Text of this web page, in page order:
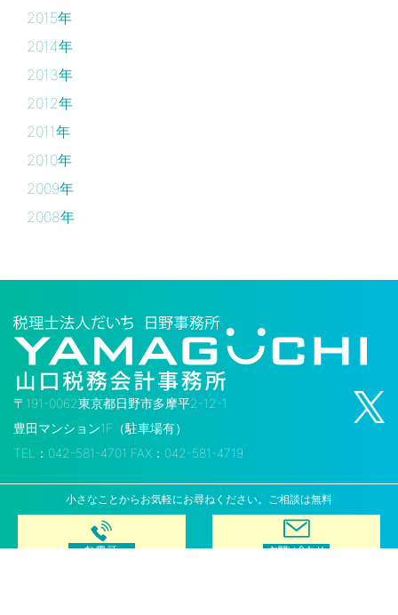
2015年
2014年
2013年
2012年
2011年
2010年
2009年
2008年
〒191-0062東京都日野市多摩平2-12-1
豊田マンション1F（駐車場有）
TEL：042-581-4701 FAX：042-581-4719
小さなことからお気軽にお尋ねください。ご相談は無料